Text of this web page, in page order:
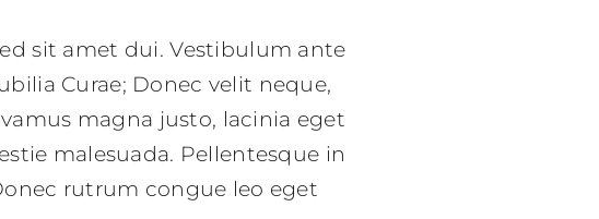
sit amet dui. Vestibulum ante
Curae; Donec velit neque,
magna justo, lacinia eget
malesuada. Pellentesque in
rutrum congue leo eget